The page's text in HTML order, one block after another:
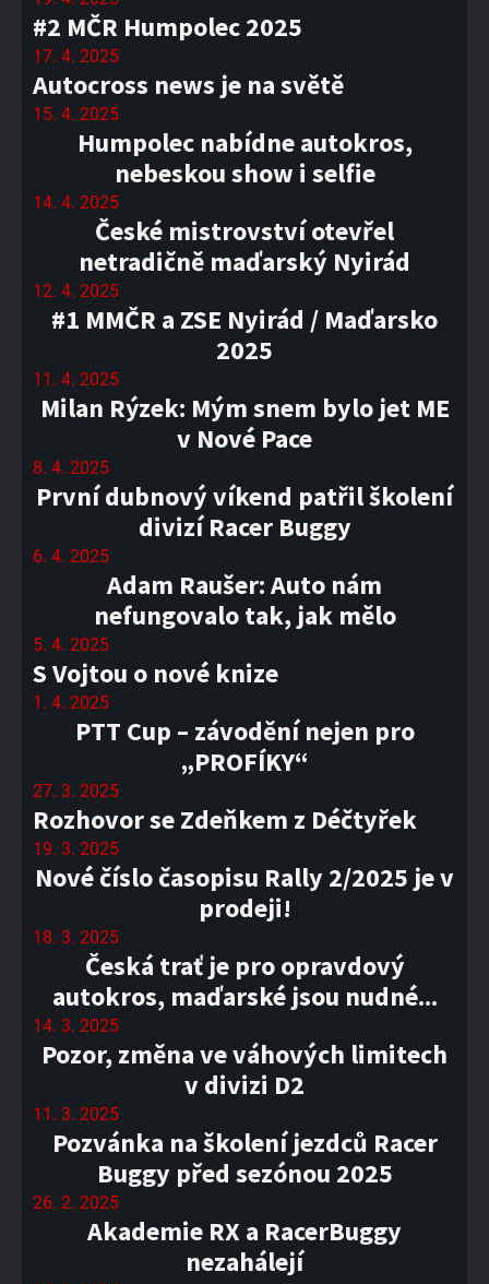
#2 MČR Humpolec 2025
17. 4. 2025
Autocross news je na světě
15. 4. 2025
Humpolec nabídne autokros,
nebeskou show i selfie
14. 4. 2025
České mistrovství otevřel
netradičně maďarský Nyirád
12. 4. 2025
#1 MMČR a ZSE Nyirád / Maďarsko
2025
11. 4. 2025
Milan Rýzek: Mým snem bylo jet ME
v Nové Pace
8. 4. 2025
První dubnový víkend patřil školení
divizí Racer Buggy
6. 4. 2025
Adam Raušer: Auto nám
nefungovalo tak, jak mělo
5. 4. 2025
S Vojtou o nové knize
1. 4. 2025
PTT Cup – závodění nejen pro
„PROFÍKY“
27. 3. 2025
Rozhovor se Zdeňkem z Déčtyřek
19. 3. 2025
Nové číslo časopisu Rally 2/2025 je v
prodeji!
18. 3. 2025
Česká trať je pro opravdový
autokros, maďarské jsou nudné...
14. 3. 2025
Pozor, změna ve váhových limitech
v divizi D2
11. 3. 2025
Pozvánka na školení jezdců Racer
Buggy před sezónou 2025
26. 2. 2025
Akademie RX a RacerBuggy
nezahálejí